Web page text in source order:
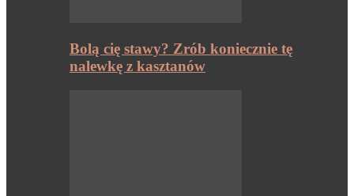
Bolą cię stawy? Zrób koniecznie tę
nalewkę z kasztanów